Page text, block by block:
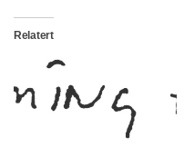
Relatert